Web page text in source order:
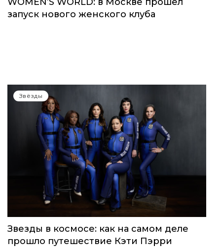
WOMEN’S WORLD: в Москве прошел
запуск нового женского клуба
Звёзды
Звезды в космосе: как на самом деле
прошло путешествие Кэти Пэрри